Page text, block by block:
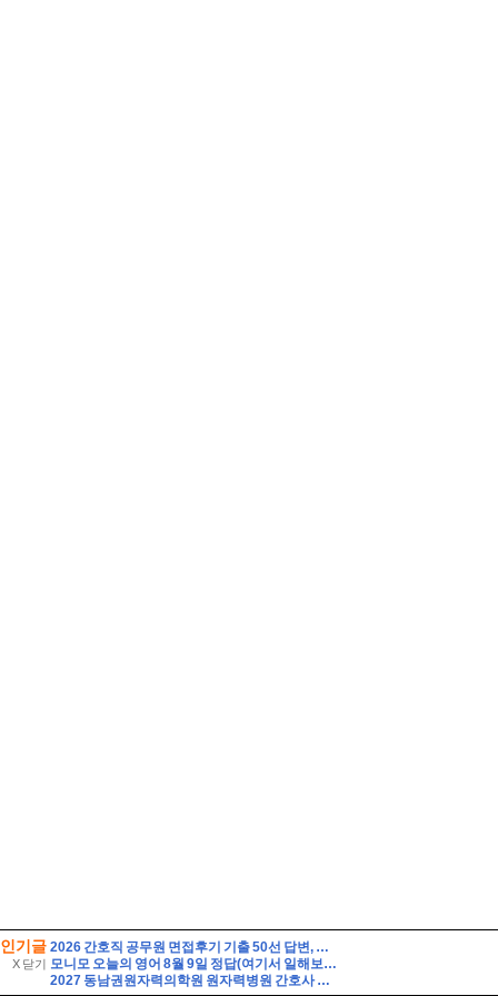
인기글
X 닫기
2026 간호직 공무원 면접후기 기출 50선 답변, 실제 면접 8인의 후기 - 해피썸
모니모 오늘의 영어 8월 9일 정답(여기서 일해보는 게 제 꿈이에요. 여기서 일하고 싶었어요. 승진하기를 바랍니다)
2027 동남권원자력의학원 원자력병원 간호사 자소서 면접] 동남권원자력의학원 원자력병원 자소서 기반 면접 30문항과 모범답변, 임상 현장 및 면접 대비 필수 핵심용어 30선 - p